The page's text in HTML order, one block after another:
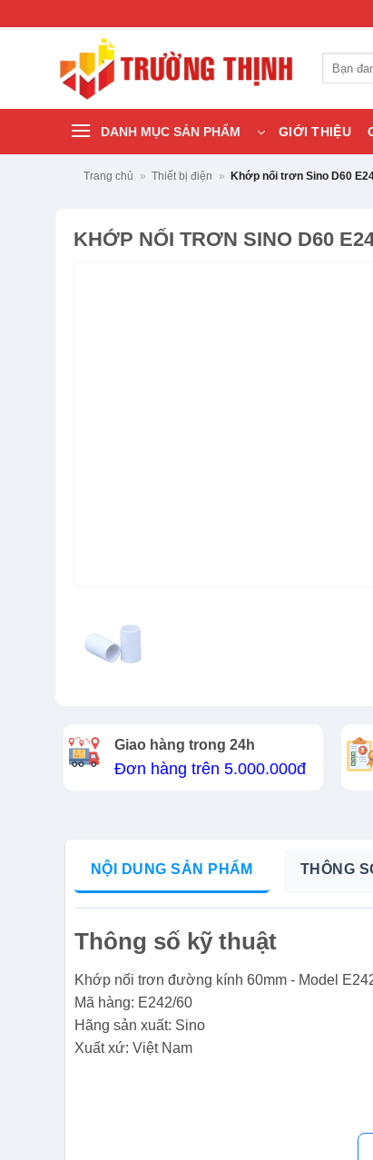
kiếm:
DANH MỤC SẢN PHẨM GIỚI THIỆU
Trang chủ » Thiết bị điện » Khớp nối trơn Sino D60
KHỚP NỐI TRƠN SINO D60
Giao hàng trong 24h
Đơn hàng trên 5.000.000đ
NỘI DUNG SẢN PHẨM THÔNG
Thông số kỹ thuật
Khớp nối trơn đường kính 60mm - Model
Mã hàng: E242/60
Hãng sản xuất: Sino
Xuất xứ: Việt Nam